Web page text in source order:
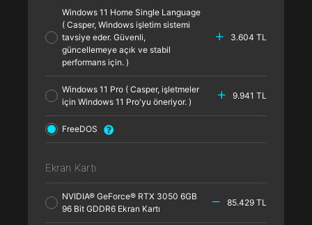
Windows 11 Home Single Language
( Casper, Windows işletim sistemi
tavsiye eder. Güvenli,
güncellemeye açık ve stabil
performans için. )
3.604 TL
Windows 11 Pro ( Casper, işletmeler
için Windows 11 Pro'yu öneriyor. )
9.941 TL
FreeDOS
Ekran Kartı
NVIDIA® GeForce® RTX 3050 6GB
96 Bit GDDR6 Ekran Kartı
85.429 TL